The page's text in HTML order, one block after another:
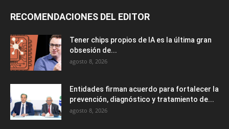
RECOMENDACIONES DEL EDITOR
Tener chips propios de IA es la última gran
obsesión de...
agosto 8, 2026
Entidades firman acuerdo para fortalecer la
prevención, diagnóstico y tratamiento de...
agosto 8, 2026